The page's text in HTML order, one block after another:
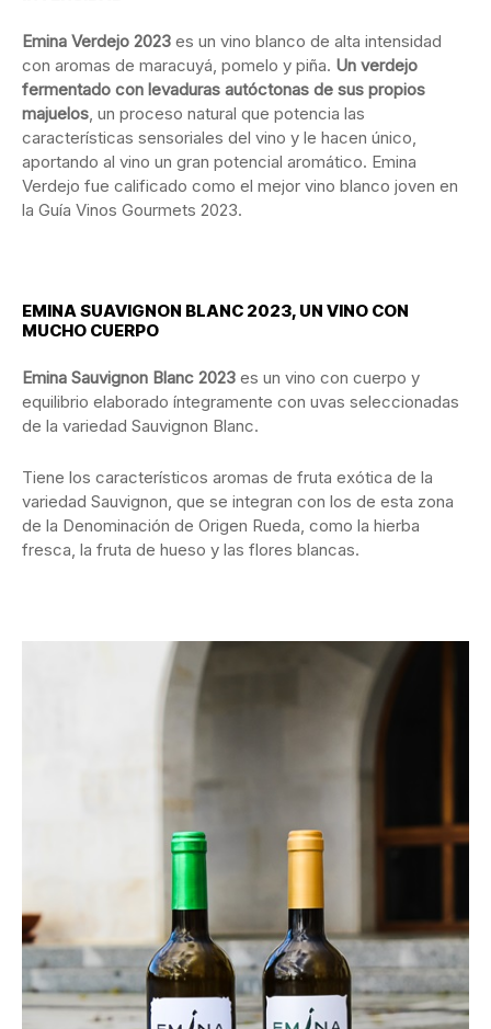
Emina Verdejo 2023 es un vino blanco de alta intensidad
con aromas de maracuyá, pomelo y piña. Un verdejo
fermentado con levaduras autóctonas de sus propios
majuelos, un proceso natural que potencia las
características sensoriales del vino y le hacen único,
aportando al vino un gran potencial aromático. Emina
Verdejo fue calificado como el mejor vino blanco joven en
la Guía Vinos Gourmets 2023.
EMINA SUAVIGNON BLANC 2023, UN VINO CON
MUCHO CUERPO
Emina Sauvignon Blanc 2023 es un vino con cuerpo y
equilibrio elaborado íntegramente con uvas seleccionadas
de la variedad Sauvignon Blanc.
Tiene los característicos aromas de fruta exótica de la
variedad Sauvignon, que se integran con los de esta zona
de la Denominación de Origen Rueda, como la hierba
fresca, la fruta de hueso y las flores blancas.